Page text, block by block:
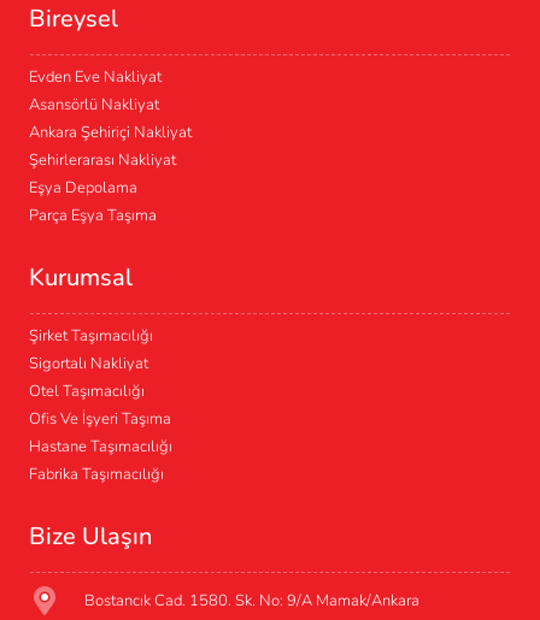
Bireysel
Evden Eve Nakliyat
Asansörlü Nakliyat
Ankara Şehiriçi Nakliyat
Şehirlerarası Nakliyat
Eşya Depolama
Parça Eşya Taşıma
Kurumsal
Şirket Taşımacılığı
Sigortalı Nakliyat
Otel Taşımacılığı
Ofis Ve İşyeri Taşıma
Hastane Taşımacılığı
Fabrika Taşımacılığı
Bize Ulaşın
Bostancık Cad. 1580. Sk. No: 9/A Mamak/Ankara